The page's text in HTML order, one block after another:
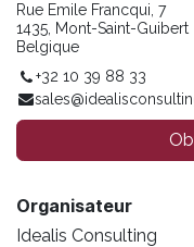
Rue Emile Francqui, 7
1435, Mont-Saint-Guibert
Belgique
+32 10 39 88 33
Organisateur
Idealis Consulting